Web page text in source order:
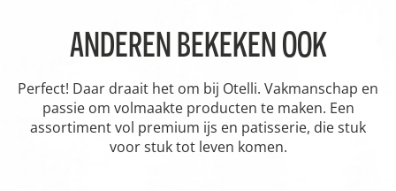
ANDEREN BEKEKEN OOK
Perfect! Daar draait het om bij Otelli. Vakmanschap en
passie om volmaakte producten te maken. Een
assortiment vol premium ijs en patisserie, die stuk
voor stuk tot leven komen.